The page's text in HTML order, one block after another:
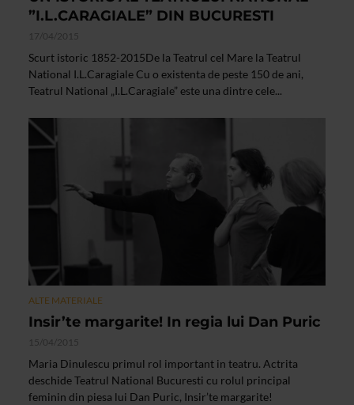
”I.L.CARAGIALE” DIN BUCURESTI
17/04/2015
Scurt istoric 1852-2015De la Teatrul cel Mare la Teatrul
National I.L.Caragiale Cu o existenta de peste 150 de ani,
Teatrul National „I.L.Caragiale” este una dintre cele...
ALTE MATERIALE
Insir’te margarite! In regia lui Dan Puric
15/04/2015
Maria Dinulescu primul rol important in teatru. Actrita
deschide Teatrul National Bucuresti cu rolul principal
feminin din piesa lui Dan Puric, Insir’te margarite!